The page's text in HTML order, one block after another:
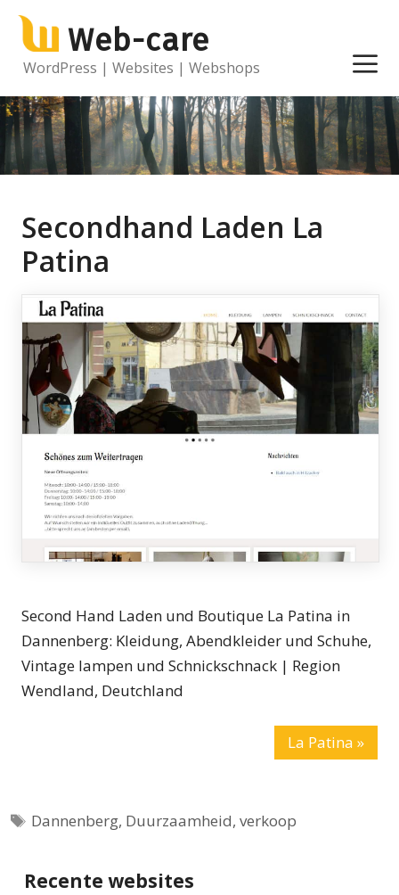
Ga
naar
Web-care
WordPress | Websites | Webshops
Secondhand Laden La
Patina
Second Hand Laden und Boutique La Patina in
Dannenberg: Kleidung, Abendkleider und Schuhe,
Vintage lampen und Schnickschnack | Region
Wendland, Deutchland
La Patina »
Tags
Dannenberg, Duurzaamheid,verkoop
Recente websites